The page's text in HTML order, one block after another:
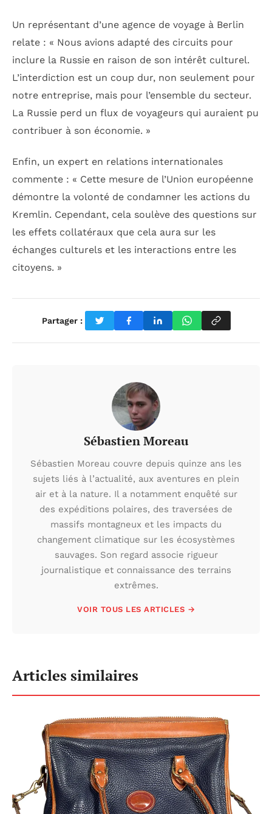
Un représentant d’une agence de voyage à Berlin
relate : « Nous avions adapté des circuits pour
inclure la Russie en raison de son intérêt culturel.
L’interdiction est un coup dur, non seulement pour
notre entreprise, mais pour l’ensemble du secteur.
La Russie perd un flux de voyageurs qui auraient pu
contribuer à son économie. »
Enfin, un expert en relations internationales
commente : « Cette mesure de l’Union européenne
démontre la volonté de condamner les actions du
Kremlin. Cependant, cela soulève des questions sur
les effets collatéraux que cela aura sur les
échanges culturels et les interactions entre les
citoyens. »
Partager :
Sébastien Moreau
Sébastien Moreau couvre depuis quinze ans les
sujets liés à l’actualité, aux aventures en plein
air et à la nature. Il a notamment enquêté sur
des expéditions polaires, des traversées de
massifs montagneux et les impacts du
changement climatique sur les écosystèmes
sauvages. Son regard associe rigueur
journalistique et connaissance des terrains
extrêmes.
VOIR TOUS LES ARTICLES →
Articles similaires